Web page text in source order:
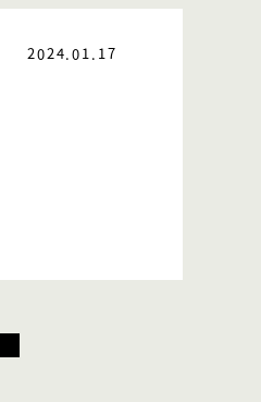
2024.01.17